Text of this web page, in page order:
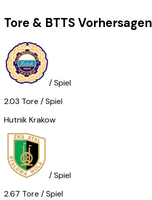
Tore & BTTS Vorhersagen
/ Spiel
2.03 Tore / Spiel
Hutnik Krakow
/ Spiel
2.67 Tore / Spiel